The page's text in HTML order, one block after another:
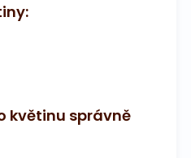
květinu správně